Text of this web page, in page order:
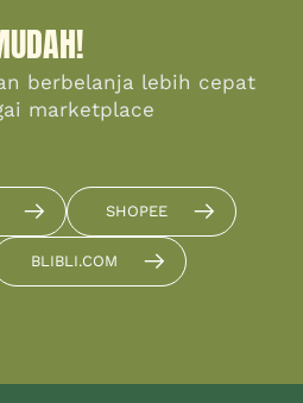
berbelanja lebih cepat
marketplace
SHOPEE
BLIBLI.COM